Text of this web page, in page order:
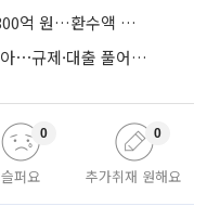
권익위 "부정하게 타낸 나랏돈 1300억 원…환수액 역대 최대"
장동혁 “집값 올려놓고 국민만 잡아⋯규제·대출 풀어야”
슬퍼요
0
추가취재 원해요
0